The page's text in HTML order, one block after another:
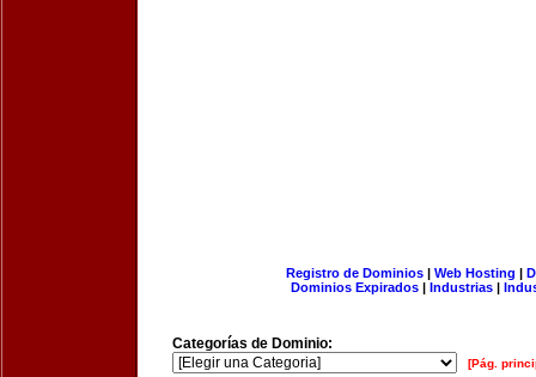
Registro de Dominios| Web Hosting |
Dominios Expirados | Industrias |
Categorías de Dominio:
[Pág.